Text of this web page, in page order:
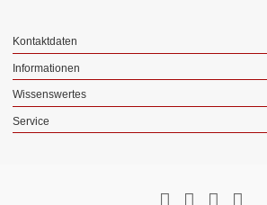
Kontaktdaten
Informationen
Wissenswertes
Service